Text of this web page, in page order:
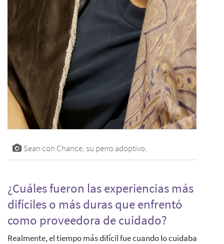
Sean con Chance, su perro adoptivo.
¿Cuáles fueron las experiencias más
difíciles o más duras que enfrentó
como proveedora de cuidado?
Realmente, el tiempo más difícil fue cuando lo cuidaba